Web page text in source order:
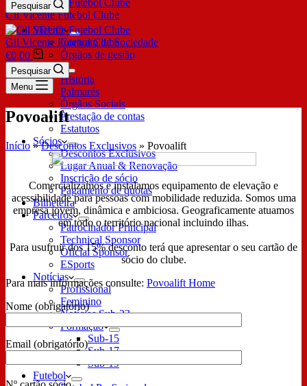
Gil Vicente Futebol Clube
Pesquisar
SDUQ
Contrato de Sociedade
Órgãos de gestão
Clube
História
Palmarés
Órgãos Sociais
Prestação de contas
Estatutos
Sócios
Descontos Exclusivos
Lugar Anual & Renovação
Inscrição de sócio
Pagamento de quotas
Bilheteira
Parceiros
Patrocinador Principal
Technical Sponsor
Oficial Sponsor
ESports
Notícias
Profissional
Feminino
Notícias Sub-23
Formação
Sub-15
Sub-17
Sub-19
Futebol
Gil Vicente Futebol Clube
€0,00
Pesquisar
Menu
Povoalift
Início »Descontos Exclusivos » Povoalift
Comercializamos e instalamos equipamento de elevação e
acessibilidade para pessoas com mobilidade reduzida. Somos uma
empresa jovem, dinâmica e ambiciosa. Geograficamente atuamos
em todo o território nacional incluindo ilhas.
Para usufruir dos 15% desconto terá que apresentar o seu cartão de
sócio do clube.
Para mais informações consulte: Povoalift Home
Nome (obrigatório)
Email (obrigatório)